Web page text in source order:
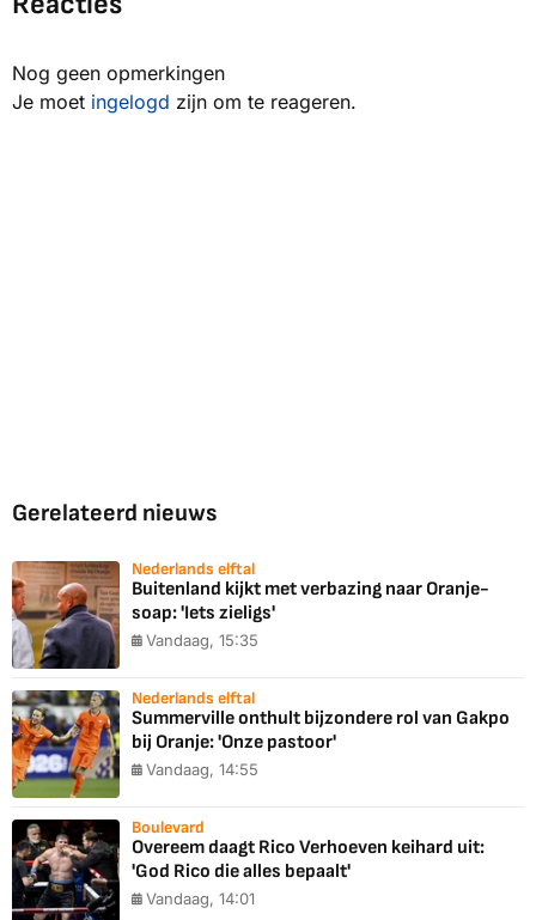
Nog geen opmerkingen
Je moet ingelogd zijn om te reageren.
Gerelateerd nieuws
Nederlands elftal
Buitenland kijkt met verbazing naar Oranje-
soap: 'Iets zieligs'
Vandaag, 15:35
Nederlands elftal
Summerville onthult bijzondere rol van Gakpo
bij Oranje: 'Onze pastoor'
Vandaag, 14:55
Boulevard
Overeem daagt Rico Verhoeven keihard uit:
'God Rico die alles bepaalt'
Vandaag, 14:01